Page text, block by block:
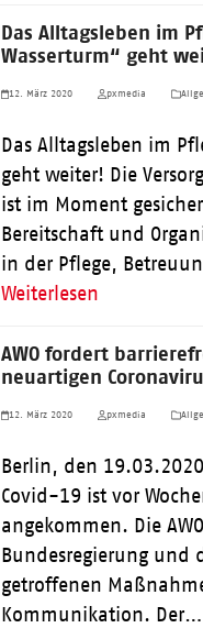
Das Alltagsleben im
Wasserturm“ geht
12. März 2020 pxmedia
Das Alltagsleben im
geht weiter! Die
ist im Moment
Bereitschaft und
in der Pflege,
Weiterlesen
AWO fordert
neuartigen
12. März 2020 pxmedia
Berlin, den
Covid-19 ist vor
angekommen. Die
Bundesregierung und
getroffenen
Kommunikation. Der…